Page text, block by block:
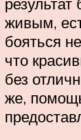
живым,
бояться
что
без
же,